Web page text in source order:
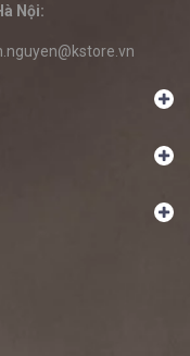
Nội: